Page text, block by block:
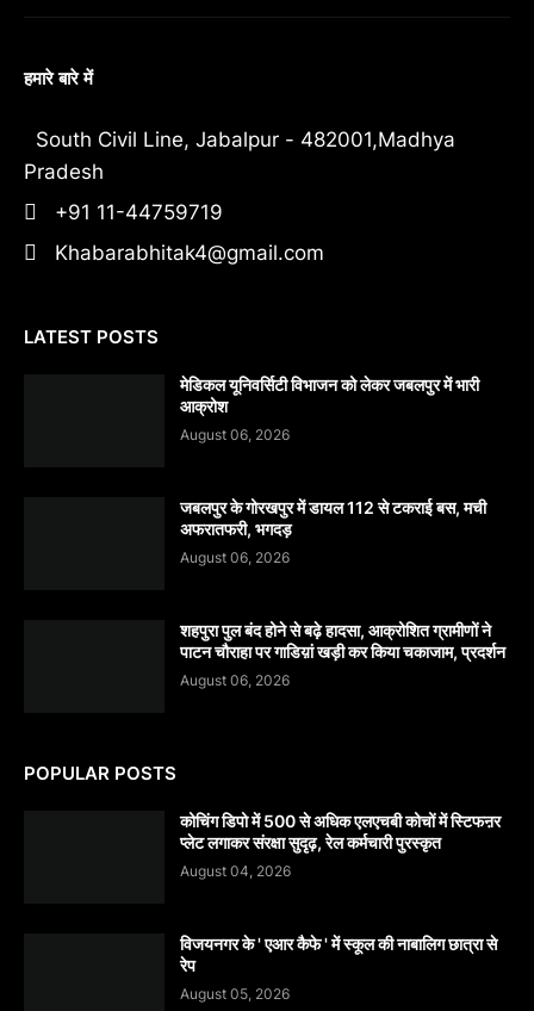
हमारे बारे में
South Civil Line, Jabalpur - 482001,Madhya
Pradesh
+91 11-44759719
Khabarabhitak4@gmail.com
LATEST POSTS
मेडिकल यूनिवर्सिटी विभाजन को लेकर जबलपुर में भारी
आक्रोश
August 06, 2026
जबलपुर के गोरखपुर में डायल 112 से टकराई बस, मची
अफरातफरी, भगदड़
August 06, 2026
शहपुरा पुल बंद होने से बढ़े हादसा, आक्रोशित ग्रामीणों ने
पाटन चौराहा पर गाडिय़ां खड़ी कर किया चकाजाम, प्रदर्शन
August 06, 2026
POPULAR POSTS
कोचिंग डिपो में 500 से अधिक एलएचबी कोचों में स्टिफऩर
प्लेट लगाकर संरक्षा सुदृढ़, रेल कर्मचारी पुरस्कृत
August 04, 2026
विजयनगर के ' एआर कैफे ' में स्कूल की नाबालिग छात्रा से
रेप
August 05, 2026